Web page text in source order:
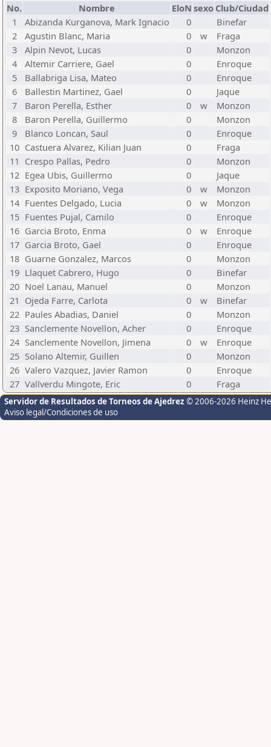
No. Nombre EloN sexo Club/Ciudad
1
Abizanda Kurganova, Mark Ignacio 0
Binefar
2
Agustin Blanc, Maria 0 w
Fraga
3
Alpin Nevot, Lucas 0
Monzon
4
Altemir Carriere, Gael 0
Enroque
5
Ballabriga Lisa, Mateo 0
Enroque
6
Ballestin Martinez, Gael 0
Jaque
7
Baron Perella, Esther 0 w
Monzon
8
Baron Perella, Guillermo 0
Monzon
9
Blanco Loncan, Saul 0
Enroque
10 Castuera Alvarez, Kilian Juan 0
Fraga
11 Crespo Pallas, Pedro 0
Monzon
12 Egea Ubis, Guillermo 0
Jaque
13 Exposito Moriano, Vega 0 w
Monzon
14 Fuentes Delgado, Lucia 0 w
Monzon
15 Fuentes Pujal, Camilo 0
Enroque
16 Garcia Broto, Enma 0 w
Enroque
17 Garcia Broto, Gael 0
Enroque
18 Guarne Gonzalez, Marcos 0
Monzon
19 Llaquet Cabrero, Hugo 0
Binefar
20 Noel Lanau, Manuel 0
Monzon
21 Ojeda Farre, Carlota 0 w
Binefar
22 Paules Abadias, Daniel 0
Monzon
23 Sanclemente Novellon, Acher 0
Enroque
24 Sanclemente Novellon, Jimena 0 w
Enroque
25 Solano Altemir, Guillen 0
Monzon
26 Valero Vazquez, Javier Ramon 0
Enroque
27 Vallverdu Mingote, Eric 0 Fraga
Servidor de Resultados de Torneos de Ajedrez © 2006-2026 Heinz
Aviso legal/Condiciones de uso